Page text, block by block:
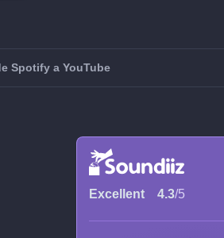
Spotify a YouTube
Excellent 4.3/5